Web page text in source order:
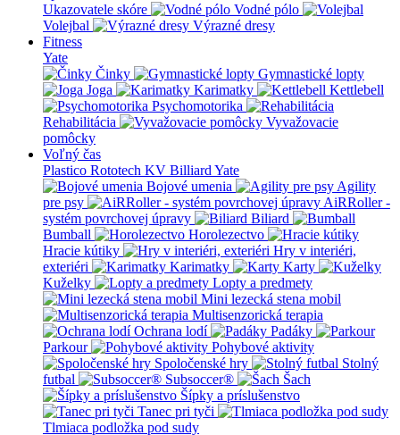
Ukazovatele skóre
Vodné pólo
Volejbal
Výrazné dresy
Fitness
Yate
Činky
Gymnastické lopty
Joga
Karimatky
Kettlebell
Psychomotorika
Rehabilitácia
Vyvažovacie
pomôcky
Voľný čas
Plastico Rototech KV Billiard Yate
Bojové umenia
Agility
pre psy
AiRRoller -
systém povrchovej úpravy
Biliard
Bumball
Horolezectvo
Hracie kútiky
Hry v interiéri,
exteriéri
Karimatky
Karty
Kuželky
Lopty a predmety
Mini lezecká stena mobil
Multisenzorická terapia
Ochrana lodí
Padáky
Parkour
Pohybové aktivity
Spoločenské hry
Stolný
futbal
Subsoccer®
Šach
Šípky a príslušenstvo
Tanec pri tyči
Tlmiaca podložka pod sudy